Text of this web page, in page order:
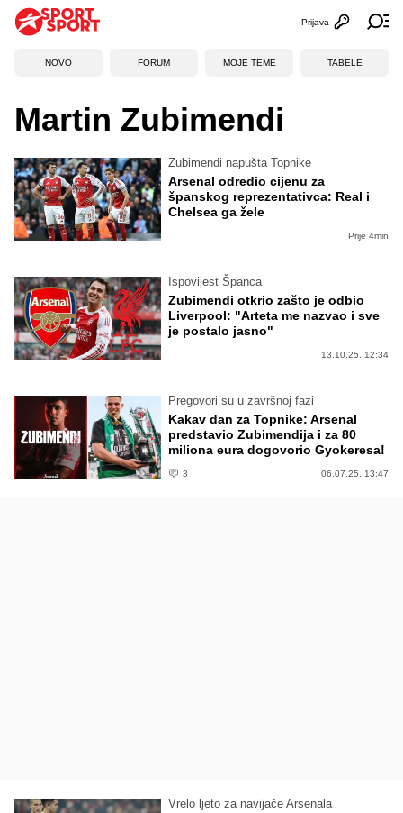
Otvori
Prijava
NOVO FORUM MOJE TEME TABELE
Martin Zubimendi
Zubimendi napušta Topnike
Arsenal odredio cijenu za
španskog reprezentativca: Real i
Chelsea ga žele
Prije 4min
Ispovijest Španca
Zubimendi otkrio zašto je odbio
Liverpool: "Arteta me nazvao i sve
je postalo jasno"
13.10.25. 12:34
Pregovori su u završnoj fazi
Kakav dan za Topnike: Arsenal
predstavio Zubimendija i za 80
miliona eura dogovorio Gyokeresa!
3 06.07.25. 13:47
Vrelo ljeto za navijače Arsenala